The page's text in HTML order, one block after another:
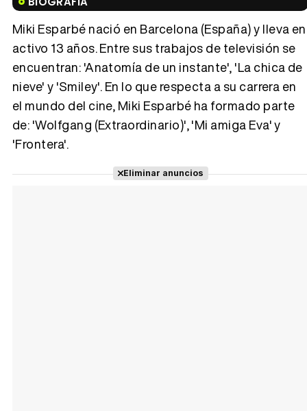
Tráiler 'Vida perra' (2026)
Miki Esparbé nació en Barcelona (España) y lleva en
activo 13 años. Entre sus trabajos de televisión se
encuentran: 'Anatomía de un instante', 'La chica de
nieve' y 'Smiley'. En lo que respecta a su carrera en
el mundo del cine, Miki Esparbé ha formado parte
de: 'Wolfgang (Extraordinario)', 'Mi amiga Eva' y
'Frontera'.
Eliminar anuncios